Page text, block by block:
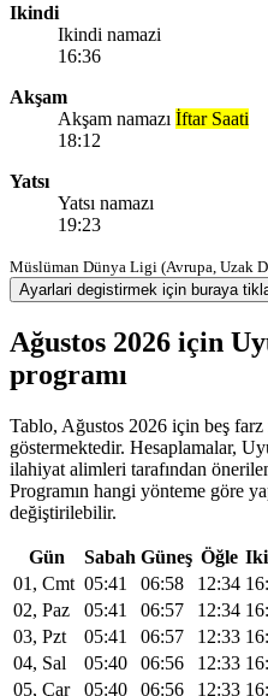
Ikindi
Ikindi namazi
16:36
Akşam
Akşam namazı İftar Saati
18:12
Yatsı
Yatsı namazı
19:23
Müslüman Dünya Ligi (Avrupa, Uzak
Ayarlari degistirmek için buraya
Ağustos 2026 için
programı
Tablo, Ağustos 2026 için beş farz
göstermektedir. Hesaplamalar,
ilahiyat alimleri tarafından
Programın hangi yönteme göre
değiştirilebilir.
Gün Sabah Güneş Öğle
01, Cmt 05:41 06:58 12:34
02, Paz
05:41 06:57 12:34
03, Pzt
05:41 06:57 12:33
04, Sal
05:40 06:56 12:33
05, Çar
05:40 06:56 12:33